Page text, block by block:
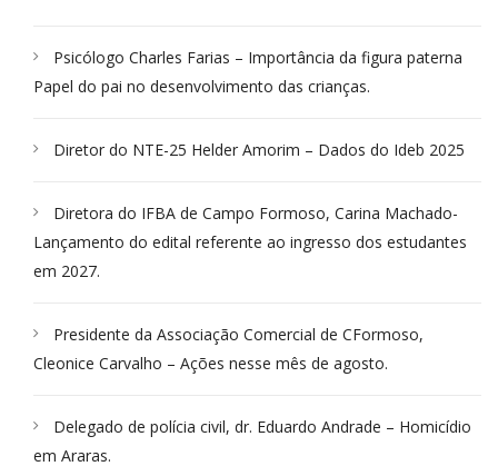
Psicólogo Charles Farias – Importância da figura paterna
Papel do pai no desenvolvimento das crianças.
Diretor do NTE-25 Helder Amorim – Dados do Ideb 2025
Diretora do IFBA de Campo Formoso, Carina Machado-
Lançamento do edital referente ao ingresso dos estudantes
em 2027.
Presidente da Associação Comercial de CFormoso,
Cleonice Carvalho – Ações nesse mês de agosto.
Delegado de polícia civil, dr. Eduardo Andrade – Homicídio
em Araras.